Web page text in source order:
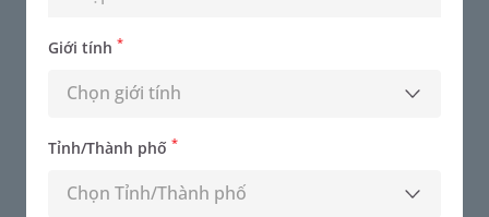
Giới tính *
Chọn giới tính
Tỉnh/Thành phố *
Chọn Tỉnh/Thành phố